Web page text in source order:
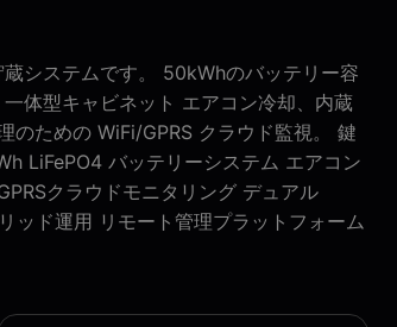
システムです。 50kWhのバッテリー容
体型キャビネット エアコン冷却、内蔵
のための WiFi/GPRS クラウド監視。 鍵
LiFePO4 バッテリーシステム エアコン
クラウドモニタリング デュアル
ッド運用 リモート管理プラットフォーム